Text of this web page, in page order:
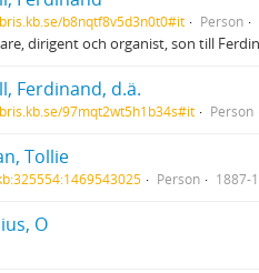
b8nqtf8v5d3n0t0#it Person
dirigent och organist, son till
Ferdinand, d.ä.
97mqt2wt5h1b34s#it Person
Tollie
Person 1887-
O